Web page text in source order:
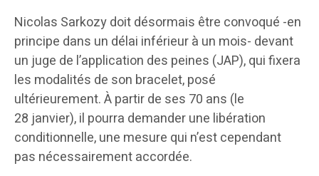
Nicolas Sarkozy doit désormais être convoqué -en
principe dans un délai inférieur à un mois- devant
un juge de l’application des peines (JAP), qui fixera
les modalités de son bracelet, posé
ultérieurement. À partir de ses 70 ans (le
28 janvier), il pourra demander une libération
conditionnelle, une mesure qui n’est cependant
pas nécessairement accordée.